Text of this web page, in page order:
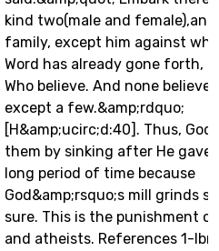
kind two(male and
family, except him against
Word has already gone forth,
Who believe. And none
except a few.&amp;rdquo;
[H&amp;ucirc;d:40]. Thus,
them by sinking after He
long period of time because
God&amp;rsquo;s mill grinds
sure. This is the punishment
and atheists. References 1-